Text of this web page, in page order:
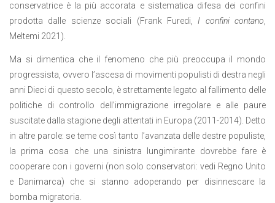
conservatrice è la più accorata e sistematica difesa dei confini
prodotta dalle scienze sociali (Frank Furedi,I confini contano,
Meltemi 2021).
Ma si dimentica che il fenomeno che più preoccupa il mondo
progressista, ovvero l’ascesa di movimenti populisti di destra negli
anni Dieci di questo secolo, è strettamente legato al fallimento delle
politiche di controllo dell’immigrazione irregolare e alle paure
suscitate dalla stagione degli attentati in Europa (2011-2014). Detto
in altre parole: se teme così tanto l’avanzata delle destre populiste,
la prima cosa che una sinistra lungimirante dovrebbe fare è
cooperare con i governi (non solo conservatori: vedi Regno Unito
e Danimarca) che si stanno adoperando per disinnescare la
bomba migratoria.